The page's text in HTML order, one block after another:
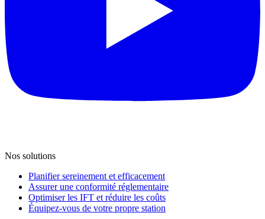
Nos solutions
Planifier sereinement et efficacement
Assurer une conformité réglementaire
Optimiser les IFT et réduire les coûts
Équipez-vous de votre propre station